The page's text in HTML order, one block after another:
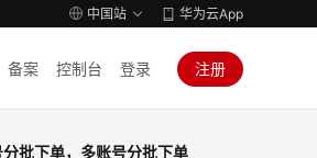
中国站 华为云App
备案 控制台 登录 注册
批下单，多账号分批下单